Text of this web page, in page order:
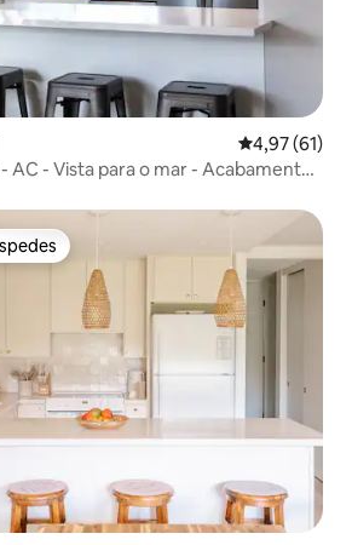
4,97 de uma
4,97 (61)
- Vista para o mar - Acabamentos
dos hóspedes